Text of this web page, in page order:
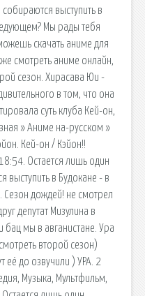
выступить в
Мы рады тебя
скачать аниме для
смотреть аниме онлайн,
сезон. Хирасава Юи -
в том, что она
суть клуба Кей-он,
» Аниме на-русском »
Кей-он / Кэйон!!
Остается лишь один
выступить в Будокане - в
дождей! не смотрел
депутат Мизулина в
бац мы в авганистане. Ура
второй сезон)
её до озвучили ) УРА. 2
Музыка, Мультфильм,